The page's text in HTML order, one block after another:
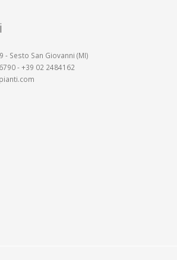
- Sesto San Giovanni (MI)
- +39 02 2484162